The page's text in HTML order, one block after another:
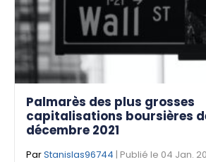
Palmarès des plus grosses
capitalisations boursières
décembre 2021
ParStanislas96744 | Publié le 04 Jan.